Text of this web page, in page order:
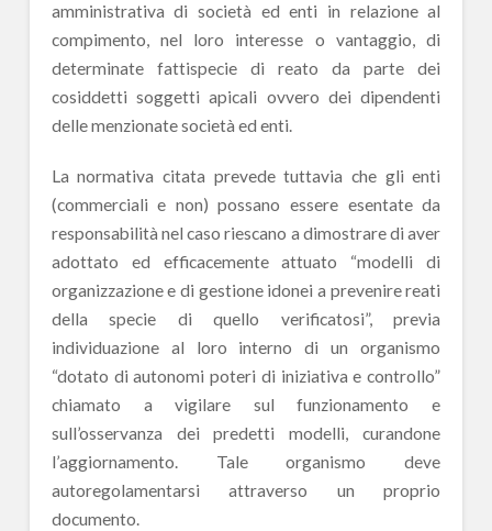
amministrativa di società ed enti in relazione al
compimento, nel loro interesse o vantaggio, di
determinate fattispecie di reato da parte dei
cosiddetti soggetti apicali ovvero dei dipendenti
delle menzionate società ed enti.
La normativa citata prevede tuttavia che gli enti
(commerciali e non) possano essere esentate da
responsabilità nel caso riescano a dimostrare di aver
adottato ed efficacemente attuato “modelli di
organizzazione e di gestione idonei a prevenire reati
della specie di quello verificatosi”, previa
individuazione al loro interno di un organismo
“dotato di autonomi poteri di iniziativa e controllo”
chiamato a vigilare sul funzionamento e
sull’osservanza dei predetti modelli, curandone
l’aggiornamento. Tale organismo deve
autoregolamentarsi attraverso un proprio
documento.